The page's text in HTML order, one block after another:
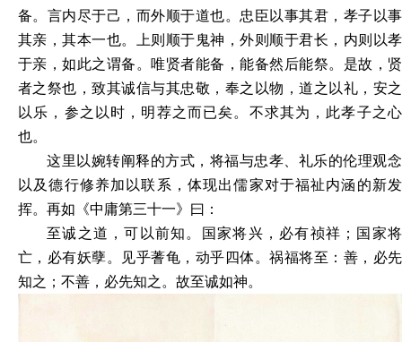
备。言内尽于己，而外顺于道也。忠臣以事其君，孝子以事
其亲，其本一也。上则顺于鬼神，外则顺于君长，内则以孝
于亲，如此之谓备。唯贤者能备，能备然后能祭。是故，贤
者之祭也，致其诚信与其忠敬，奉之以物，道之以礼，安之
以乐，参之以时，明荐之而已矣。不求其为，此孝子之心
也。
这里以婉转阐释的方式，将福与忠孝、礼乐的伦理观念
以及德行修养加以联系，体现出儒家对于福祉内涵的新发
挥。再如《中庸第三十一》曰：
至诚之道，可以前知。国家将兴，必有祯祥；国家将
亡，必有妖孽。见乎蓍龟，动乎四体。祸福将至：善，必先
知之；不善，必先知之。故至诚如神。